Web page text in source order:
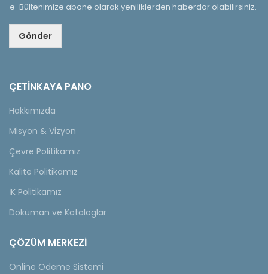
e-Bültenimize abone olarak yeniliklerden haberdar olabilirsiniz.
Gönder
ÇETINKAYA PANO
Hakkımızda
Misyon & Vizyon
Çevre Politikamız
Kalite Politikamız
İK Politikamız
Döküman ve Kataloglar
ÇÖZÜM MERKEZİ
Online Ödeme Sistemi